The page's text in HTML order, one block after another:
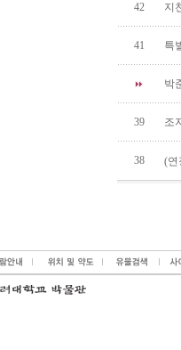
42 지
41 특
박
39 조
38 (연